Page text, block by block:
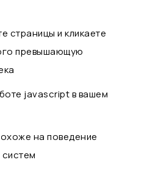
страницы и кликаете
превышающую
javascript в вашем
на поведение